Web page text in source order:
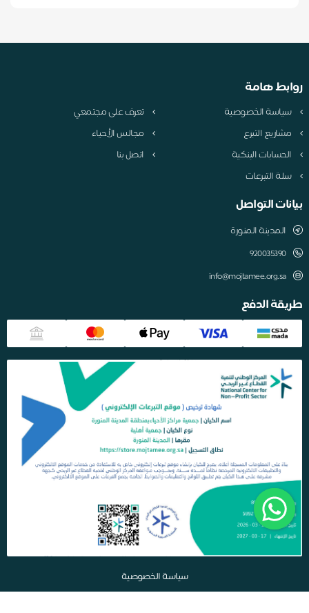
روابط هامة
سياسة الخصوصية
تعرف على مجتمعي
مشاريع التبرع
مجالس الأحياء
الحسابات البنكية
اتصل بنا
سلة التبرعات
بيانات التواصل
المدينة المنورة
920035390
info@mojtamee.org.sa
طريقة الدفع
سياسة الخصوصية